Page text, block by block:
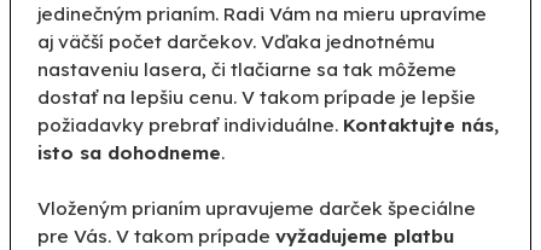
jedinečným prianím. Radi Vám na mieru upravíme
aj väčší počet darčekov. Vďaka jednotnému
nastaveniu lasera, či tlačiarne sa tak môžeme
dostať na lepšiu cenu. V takom prípade je lepšie
požiadavky prebrať individuálne. Kontaktujte nás,
isto sa dohodneme.
Vloženým prianím upravujeme darček špeciálne
pre Vás. V takom prípade vyžadujeme platbu